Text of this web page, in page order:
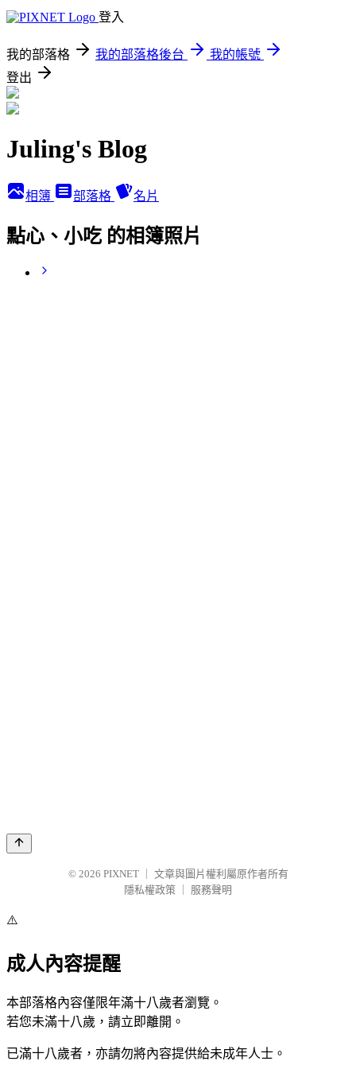
登入
我的部落格 我的部落格後台
我的帳號
登出
Juling's Blog
相簿 部落格 名片
點心、小吃 的相簿照片
© 2026 PIXNET
文章與圖片權利屬原作者所有
隱私權政策
服務聲明
⚠️
成人內容提醒
本部落格內容僅限年滿十八歲者瀏覽。
若您未滿十八歲，請立即離開。
已滿十八歲者，亦請勿將內容提供給未成年人士。